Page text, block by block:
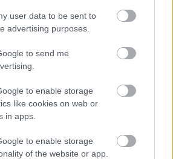
user data to be sent to
advertising purposes.
to send me
to enable storage
like cookies on web or
in apps.
to enable storage
of the website or app.
„Kevés szavunk van,
le az érzéseiket, különösen a
zenén keresztül viszont a
érzelmek is kifejezhetők” – tette
csak egy-egy szenvedélybeteg
közösség életében is kifejezi
A közösség, mint élő
Ha szomorú zenét
is szomorú, ha vidámabbat,